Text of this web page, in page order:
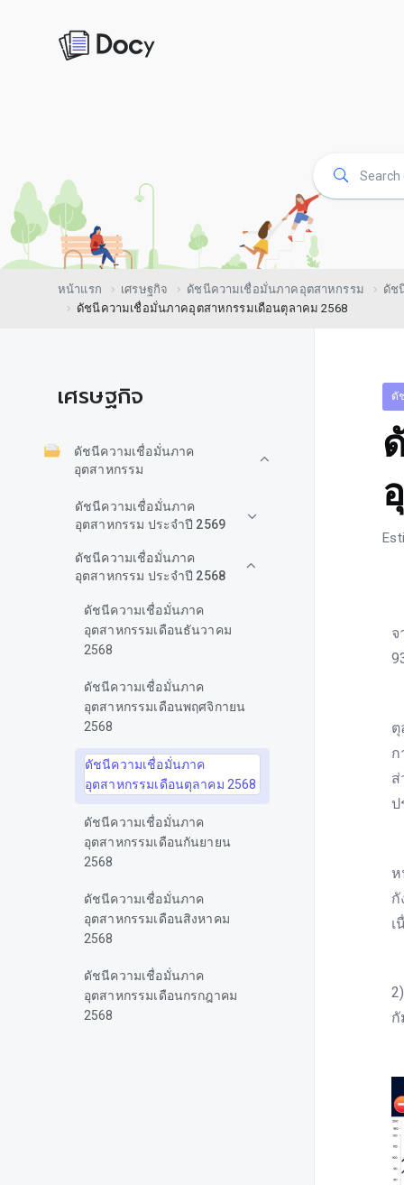
หน้าแรก เศรษฐกิจ ดัชนีความเชื่อมั่นภาคอุตสาหกรรม
ดัช
ดัชนีความเชื่อมั่นภาคอุตสาหกรรมเดือนตุลาคม 2568
เศรษฐกิจ
ดัชนีความเชื่อมั่นภาค
อุตสาหกรรม
ดัชนีความเชื่อมั่นภาค
อุตสาหกรรม ประจำปี 2569
ดัชนีความเชื่อมั่นภาค
อุตสาหกรรม ประจำปี 2568
ดัชนีความเชื่อมั่นภาค
อุตสาหกรรมเดือนธันวาคม
2568
ดัชนีความเชื่อมั่นภาค
อุตสาหกรรมเดือนพฤศจิกายน
2568
ดัชนีความเชื่อมั่นภาค
อุตสาหกรรมเดือนตุลาคม 2568
ดัชนีความเชื่อมั่นภาค
อุตสาหกรรมเดือนกันยายน
2568
ดัชนีความเชื่อมั่นภาค
อุตสาหกรรมเดือนสิงหาคม
2568
ดัชนีความเชื่อมั่นภาค
อุตสาหกรรมเดือนกรกฎาคม
2568
ดั
จ
ตุ
ก
ส่
ป
ห
เ
กั